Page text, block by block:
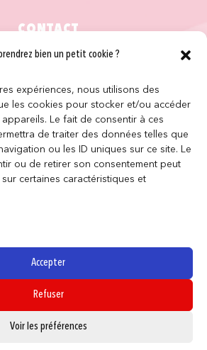
bien un petit cookie ?
expériences, nous utilisons des
les cookies pour stocker et/ou accéder
Le fait de consentir à ces
de traiter des données telles que
ou les ID uniques sur ce site. Le
ou de retirer son consentement peut
certaines caractéristiques et
Accepter
Refuser
Voir les préférences
CONTACT
MAGASINS
SOMMES NOUS ?
REJOINDRE
F.A.Q
de confidentialité
de cookies
Mentions légales
SUIVEZ NOUS